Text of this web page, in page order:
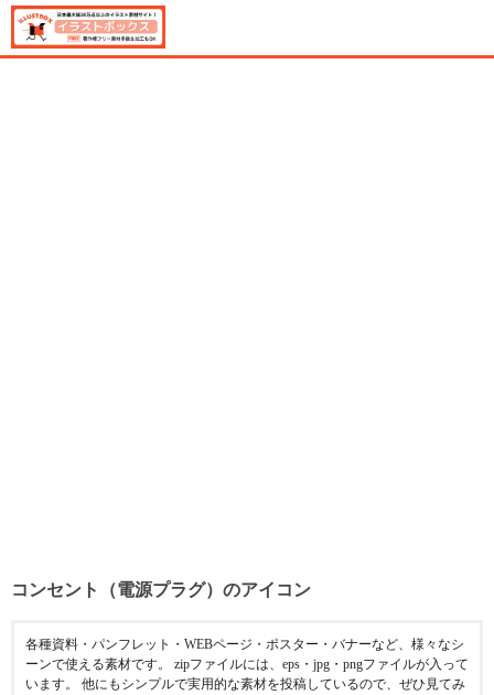
コンセント（電源プラグ）のアイコン
各種資料・パンフレット・WEBページ・ポスター・バナーなど、様々なシ
ーンで使える素材です。 zipファイルには、eps・jpg・pngファイルが入って
います。 他にもシンプルで実用的な素材を投稿しているので、ぜひ見てみ